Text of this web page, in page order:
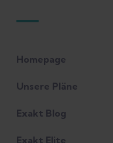
Homepage
Unsere Pläne
Exakt Blog
Exakt Elite